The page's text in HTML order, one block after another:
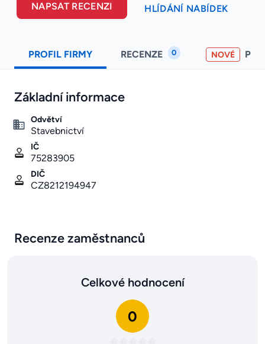
NAPSAT RECENZI HLÍDÁNÍ NABÍDEK
PROFIL FIRMY RECENZE 0 NOVÉ
Základní informace
Odvětví
Stavebnictví
IČ
75283905
DIČ
CZ8212194947
Recenze zaměstnanců
Celkové hodnocení
0